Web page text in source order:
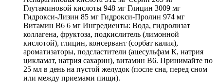
Глутаминовой кислоты 948 мг Глицин 3009 мг
Гидрокси-Лизин 85 мг Гидрокси-Пролин 974 мг
Витамин В6 6 мг Ингредиенты: Вода, гидролизат
коллагена, фруктоза, подкислитель (лимонной
кислотой), глицин, консервант (сорбат калия),
ароматизаторы, подсластители (ацесульфам К, натрия
цикламат, натрия сахарин), витамин B6. Принимайте по
25 мл в день на пустой желудок (после сна, перед сном
или между приемами пищи).